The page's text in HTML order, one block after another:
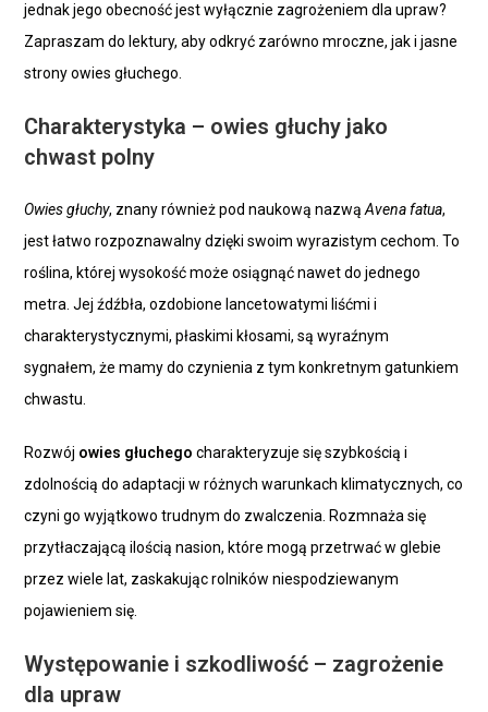
jednak jego obecność jest wyłącznie zagrożeniem dla upraw?
Zapraszam do lektury, aby odkryć zarówno mroczne, jak i jasne
strony owies głuchego.
Charakterystyka – owies głuchy jako
chwast polny
Owies głuchy, znany również pod naukową nazwąAvena fatua,
jest łatwo rozpoznawalny dzięki swoim wyrazistym cechom. To
roślina, której wysokość może osiągnąć nawet do jednego
metra. Jej źdźbła, ozdobione lancetowatymi liśćmi i
charakterystycznymi, płaskimi kłosami, są wyraźnym
sygnałem, że mamy do czynienia z tym konkretnym gatunkiem
chwastu.
Rozwój owies głuchego charakteryzuje się szybkością i
zdolnością do adaptacji w różnych warunkach klimatycznych, co
czyni go wyjątkowo trudnym do zwalczenia. Rozmnaża się
przytłaczającą ilością nasion, które mogą przetrwać w glebie
przez wiele lat, zaskakując rolników niespodziewanym
pojawieniem się.
Występowanie i szkodliwość – zagrożenie
dla upraw